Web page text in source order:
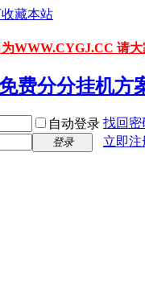
收藏本站
WWW.CYGJ.CC 请
自动登录 找回密
登录 立即注